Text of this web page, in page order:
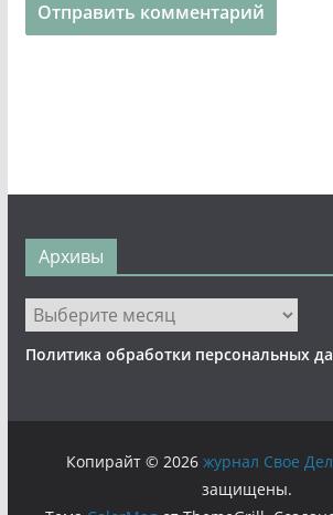
Архивы
Архивы
Политика обработки персональных
Копирайт © 2026 журнал Свое
защищены.